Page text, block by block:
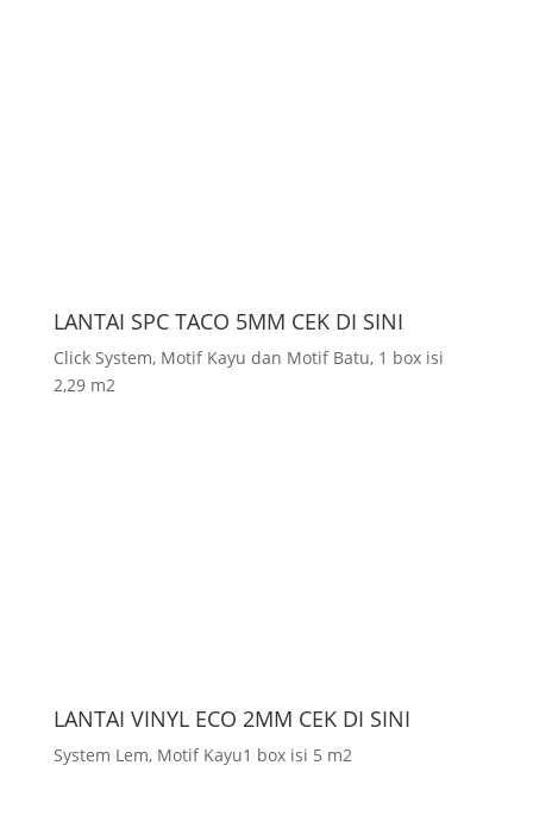
LANTAI SPC TACO 5MM CEK DI SINI
Click System, Motif Kayu dan Motif Batu, 1 box isi
2,29 m2
LANTAI VINYL ECO 2MM CEK DI SINI
System Lem, Motif Kayu1 box isi 5 m2